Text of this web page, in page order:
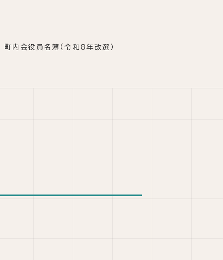
町内会役員名簿（令和8年改選）